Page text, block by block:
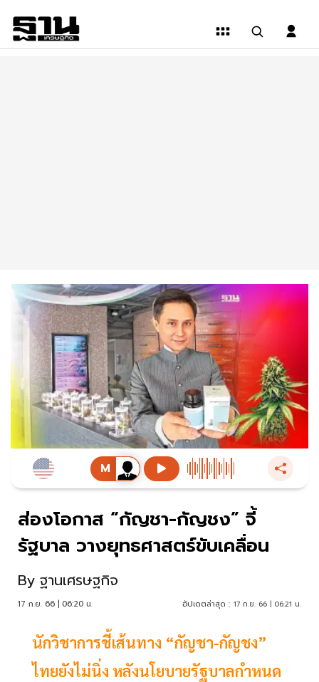
ส่องโอกาส “กัญชา-กัญชง” จี้
รัฐบาล วางยุทธศาสตร์ขับเคลื่อน
By ฐานเศรษฐกิจ
17 ก.ย. 66 | 06:20 น. อัปเดตล่าสุด : 17 ก.ย. 66 | 06:21 น.
นักวิชาการชี้เส้นทาง “กัญชา-กัญชง”
ไทยยังไม่นิ่ง หลังนโยบายรัฐบาลกำหนด